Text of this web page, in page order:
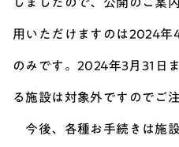
用いただけますのは2024年
のみです。2024年3月31日
る施設は対象外ですのでご
今後、各種お手続きは施